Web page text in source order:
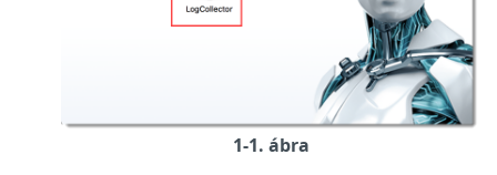
1-1. ábra